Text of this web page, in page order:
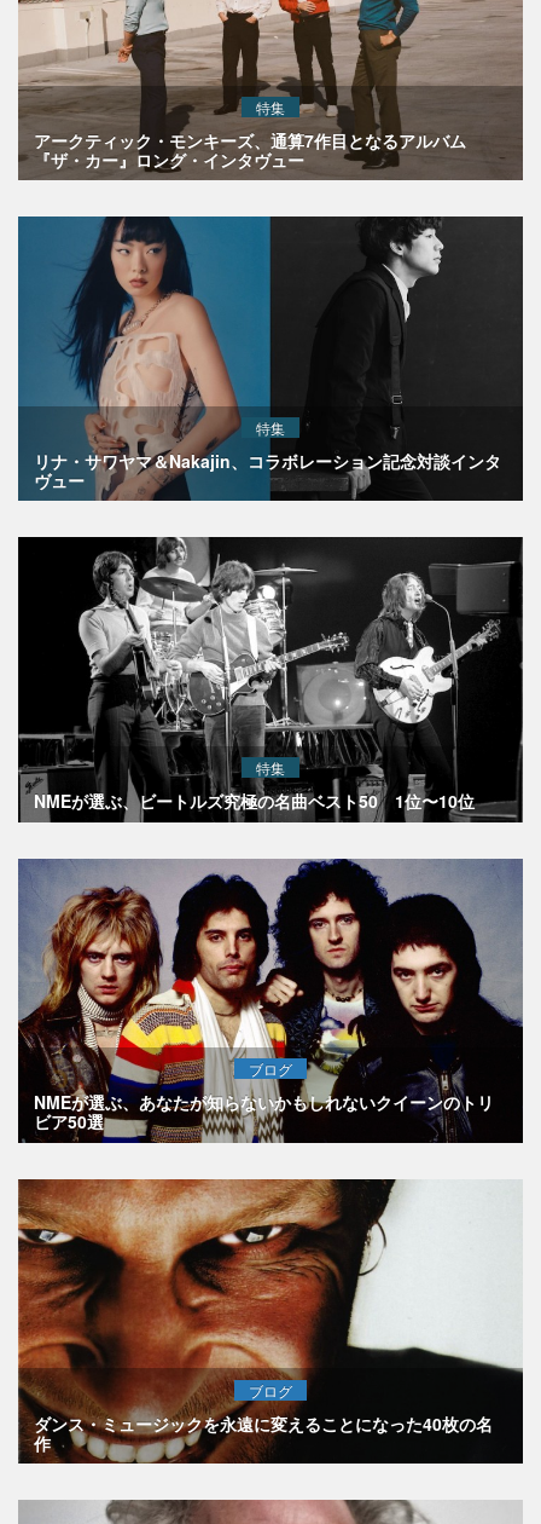
特集
アークティック・モンキーズ、通算7作目となるアルバム
『ザ・カー』ロング・インタヴュー
特集
リナ・サワヤマ＆Nakajin、コラボレーション記念対談インタ
ヴュー
特集
NMEが選ぶ、ビートルズ究極の名曲ベスト50 1位〜10位
ブログ
NMEが選ぶ、あなたが知らないかもしれないクイーンのトリ
ビア50選
ブログ
ダンス・ミュージックを永遠に変えることになった40枚の名
作